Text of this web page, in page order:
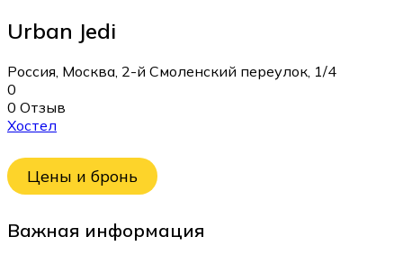
Urban Jedi
Россия, Москва, 2-й Смоленский переулок, 1/4
0
0 Отзыв
Хостел
Цены и бронь
Важная информация